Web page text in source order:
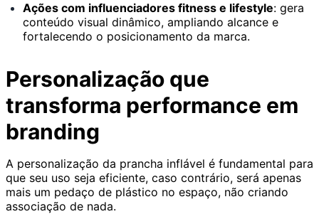
Ações com influenciadores fitness e lifestyle: gera
conteúdo visual dinâmico, ampliando alcance e
fortalecendo o posicionamento da marca.
Personalização que
transforma performance em
branding
A personalização da prancha inflável é fundamental para
que seu uso seja eficiente, caso contrário, será apenas
mais um pedaço de plástico no espaço, não criando
associação de nada.